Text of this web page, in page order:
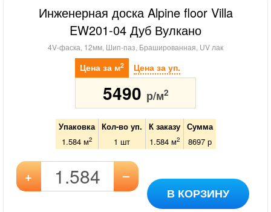
Инженерная доска Alpine floor Villa
EW201-04 Дуб Вулкано
4V-фаска, 12мм, Шип-паз, Брашированная, UV лак
Цена за м2 Цена за уп.
5490 р/м2
Упаковка Кол-во уп. К заказу
Сумма
1.584 м2 1 шт 1.584м2 8697р
+ –
В КОРЗИНУ